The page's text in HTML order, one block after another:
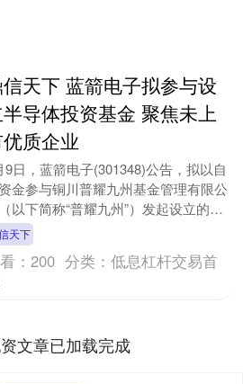
天下 蓝箭电子拟参与设
导体投资基金 聚焦未上
质企业
9日，蓝箭电子(301348)公告，拟以自
金参与铜川普耀九州基金管理有限公
以下简称“普耀九州”）发起设立的展
来（嘉兴）股权投资合伙企业（有限
....
天下
：200 分类：低息杠杆交易首
文章已加载完成